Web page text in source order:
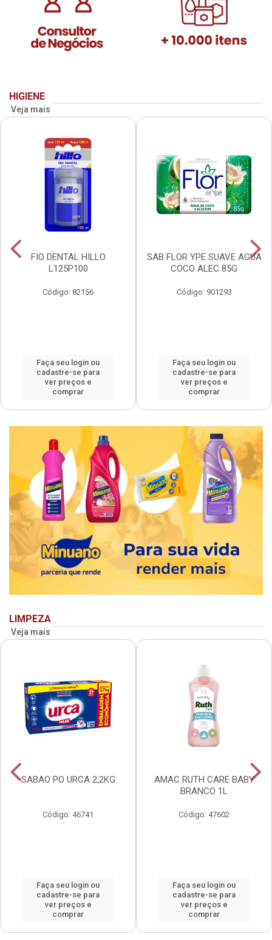
HIGIENE
Veja mais
FIO DENTAL HILLO
L125P100
Código: 82156
Faça seu login ou
cadastre-se para
ver preços e
comprar
SAB FLOR YPE SUAVE AGUA
COCO ALEC 85G
Código: 901293
Faça seu login ou
cadastre-se para
ver preços e
comprar
LIMPEZA
Veja mais
SABAO PO URCA 2,2KG
Código: 46741
Faça seu login ou
cadastre-se para
ver preços e
comprar
AMAC RUTH CARE BABY
BRANCO 1L
Código: 47602
Faça seu login ou
cadastre-se para
ver preços e
comprar